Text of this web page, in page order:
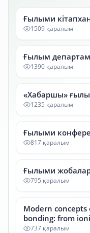
Ғылыми
1509 қаралым
Ғылым
1390 қаралым
«Хабаршы»
1235 қаралым
Ғылыми
817 қаралым
Ғылыми
795 қаралым
Modern
bonding: from
737 қаралым